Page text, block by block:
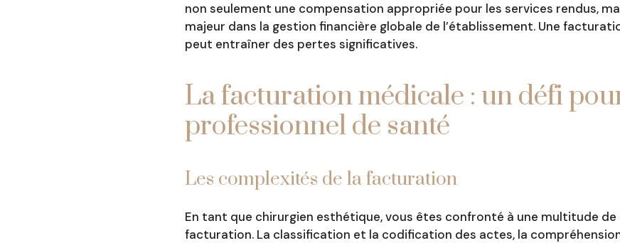
non seulement une compensation appropriée pour les services rendus,
majeur dans la gestion financière globale de l’établissement. Une
peut entraîner des pertes significatives.
La facturation médicale : un défi
professionnel de santé
Les complexités de la facturation
En tant que chirurgien esthétique, vous êtes confronté à une multitude
facturation. La classification et la codification des actes, la